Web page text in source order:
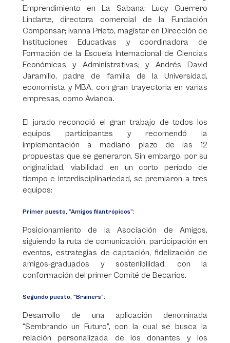
Emprendimiento en La Sabana; Lucy Guerrero
Lindarte, directora comercial de la Fundación
Compensar; Ivanna Prieto, magíster en Dirección de
Instituciones Educativas y coordinadora de
Formación de la Escuela Internacional de Ciencias
Económicas y Administrativas; y Andrés David
Jaramillo, padre de familia de la Universidad,
economista y MBA, con gran trayectoria en varias
empresas, como Avianca.
El jurado reconoció el gran trabajo de todos los
equipos participantes y recomendó la
implementación a mediano plazo de las 12
propuestas que se generaron. Sin embargo, por su
originalidad, viabilidad en un corto período de
tiempo e interdisciplinariedad, se premiaron a tres
equipos:
Primer puesto, “Amigos filantrópicos”:
Posicionamiento de la Asociación de Amigos,
siguiendo la ruta de comunicación, participación en
eventos, estrategias de captación, fidelización de
amigos-graduados y sostenibilidad, con la
conformación del primer Comité de Becarios.
Segundo puesto, “Brainers”:
Desarrollo de una aplicación denominada
“Sembrando un Futuro”, con la cual se busca la
relación personalizada de los donantes y los